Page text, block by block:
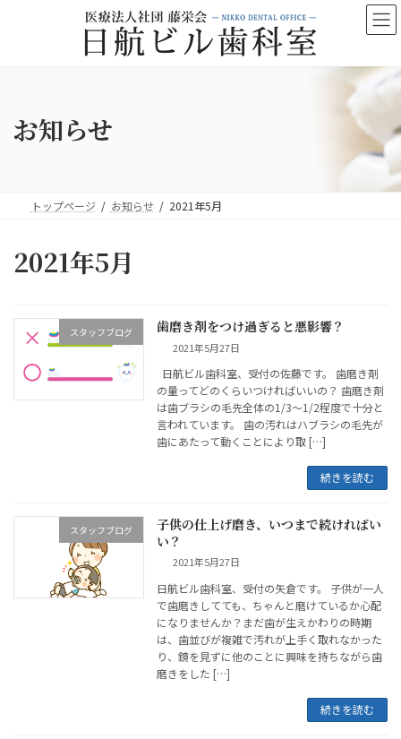
お知らせ
トップページ お知らせ 2021年5月
2021年5月
スタッフブログ 歯磨き剤をつけ過ぎると悪影響？
2021年5月27日
日航ビル歯科室、受付の佐藤です。 歯磨き剤
の量ってどのくらいつければいいの？ 歯磨き剤
は歯ブラシの毛先全体の1/3～1/2程度で十分と
言われています。 歯の汚れはハブラシの毛先が
歯にあたって動くことにより取 […]
続きを読む
スタッフブログ
子供の仕上げ磨き、いつまで続ければい
い？
2021年5月27日
日航ビル歯科室、受付の矢倉です。 子供が一人
で歯磨きしてても、ちゃんと磨けているか心配
になりませんか？まだ歯が生えかわりの時期
は、歯並びが複雑で汚れが上手く取れなかった
り、鏡を見ずに他のことに興味を持ちながら歯
磨きをした […]
続きを読む